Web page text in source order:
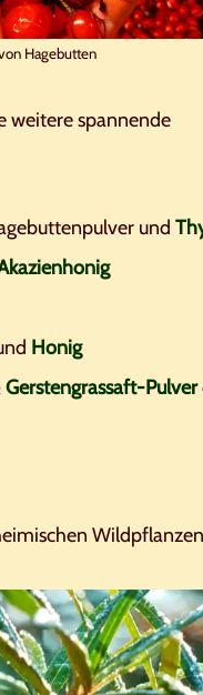
Hagebutten
weitere spannende
und
Honig
Gerstengrassaft-Pulver